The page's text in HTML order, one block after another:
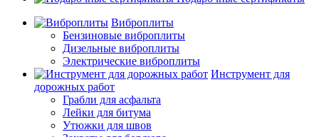
Виброплиты
Бензиновые виброплиты
Дизельные виброплиты
Электрические виброплиты
Инструмент для
дорожных работ
Грабли для асфальта
Лейки для битума
Утюжки для швов